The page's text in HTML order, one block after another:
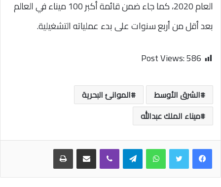
العام 2020، كما جاء ضمن قائمة أكبر 100 ميناء في العالم
بعد أقل من أربع سنوات على بدء عملياته التشغيلية.
Post Views:586
الشرق الأوسط
الموانئ البحرية
ميناء الملك عبدالله
واتساب تيلقرام